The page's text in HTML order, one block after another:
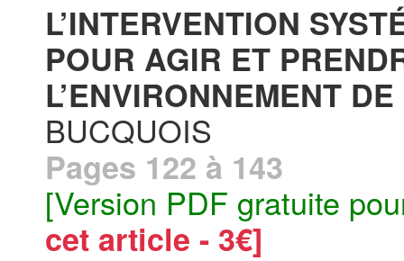
L’INTERVENTION
POUR AGIR ET
L’ENVIRONNEMENT
BUCQUOIS
Pages 122 à 143
[Version PDF gratuite
cet article - 3€]